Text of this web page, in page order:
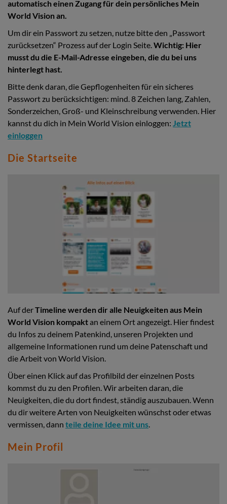
automatisch einen Zugang für dein persönliches Mein
World Vision an.
Um dir ein Passwort zu setzen, nutze bitte den „Passwort
zurücksetzen“ Prozess auf der Login Seite. Wichtig: Hier
musst du die E-Mail-Adresse eingeben, die du bei uns
hinterlegt hast.
Bitte denk daran, die Gepflogenheiten für ein sicheres
Passwort zu berücksichtigen: mind. 8 Zeichen lang, Zahlen,
Sonderzeichen, Groß- und Kleinschreibung verwenden. Hier
kannst du dich in Mein World Vision einloggen: Jetzt
einloggen
Die Startseite
Auf derTimeline werden dir alle Neuigkeiten aus Mein
World Vision kompaktan einem Ort angezeigt. Hier findest
du Infos zu deinem Patenkind, unseren Projekten und
allgemeine Informationen rund um deine Patenschaft und
die Arbeit von World Vision.
Über einen Klick auf das Profilbild der einzelnen Posts
kommst du zu den Profilen. Wir arbeiten daran, die
Neuigkeiten, die du dort findest, ständig auszubauen. Wenn
du dir weitere Arten von Neuigkeiten wünschst oder etwas
vermissen, dann teile deine Idee mit uns.
Mein Profil